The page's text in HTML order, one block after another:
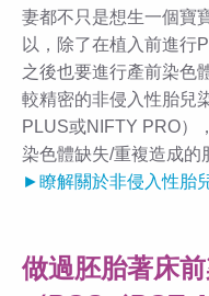
妻都不只是想生一個寶
以，除了在植入前進行
之後也要進行產前染色
較精密的非侵入性胎兒
PLUS或NIFTY PRO）
染色體缺失/重複造成的
►瞭解關於非侵入性胎
做過胚胎著床